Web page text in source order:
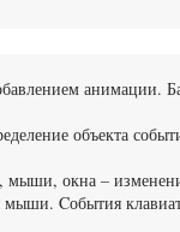
объекта
окна –
Cобытия